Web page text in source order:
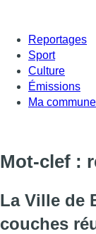
Reportages
Sport
Culture
Émissions
Ma commune
Mot-clef :
La Ville de
couches